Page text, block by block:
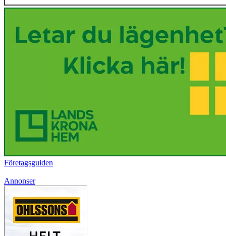
Företagsguiden
Annonser